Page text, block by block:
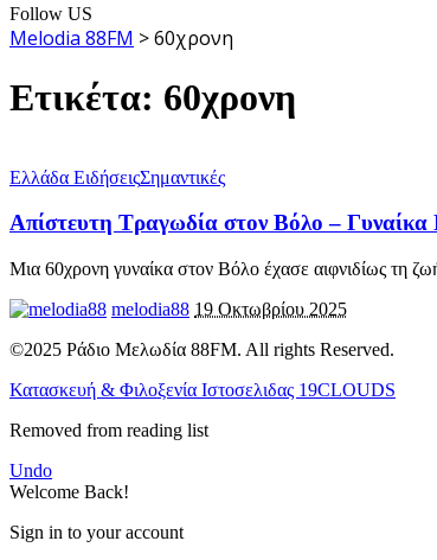
Follow US
Melodia 88FM >60χρονη
Ετικέτα: 60χρονη
Ελλάδα ΕιδήσειςΣημαντικές
Απίστευτη Τραγωδία στον Βόλο –
Μια 60χρονη γυναίκα στον Βόλο έχασε αιφνιδίως τη
melodia88 19 Οκτωβρίου 2025
©2025 Ράδιο Μελωδία 88FM. All rights Reserved.
Κατασκευή & Φιλοξενία Ιστοσελιδας 19CLOUDS
Removed from reading list
Undo
Welcome Back!
Sign in to your account